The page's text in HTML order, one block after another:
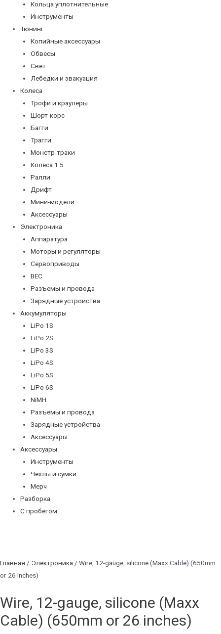
Кольца уплотнительные
Инструменты
Тюнинг
Копийные аксессуары
Обвесы
Свет
Лебедки и эвакуация
Колеса
Трофи и краулеры
Шорт-корс
Багги
Трагги
Монстр-траки
Колеса 1:5
Ралли
Дрифт
Мини-модели
Аксессуары
Электроника
Аппаратура
Моторы и регуляторы
Сервоприводы
BEC
Разъемы и провода
Зарядные устройства
Аккумуляторы
LiPo 1S
LiPo 2S
LiPo 3S
LiPo 4S
LiPo 5S
LiPo 6S
NiMH
Разъемы и провода
Зарядные устройства
Аксессуары
Аксессуары
Инструменты
Чехлы и сумки
Мерч
Разборка
С пробегом
Главная / Электроника / Wire, 12-gauge, silicone (Maxx Cable) (650mm
or 26 inches)
Wire, 12-gauge, silicone (Maxx
Cable) (650mm or 26 inches)